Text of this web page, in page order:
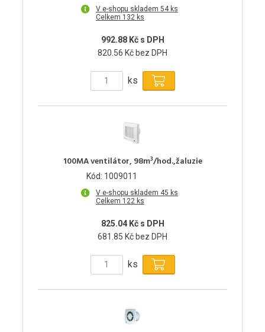
V e-shopu skladem 54 ks
Celkem 132 ks
992.88 Kč s DPH
820.56 Kč bez DPH
ks
100MA ventilátor, 98m³/hod.,žaluzie
Kód: 1009011
V e-shopu skladem 45 ks
Celkem 122 ks
825.04 Kč s DPH
681.85 Kč bez DPH
ks